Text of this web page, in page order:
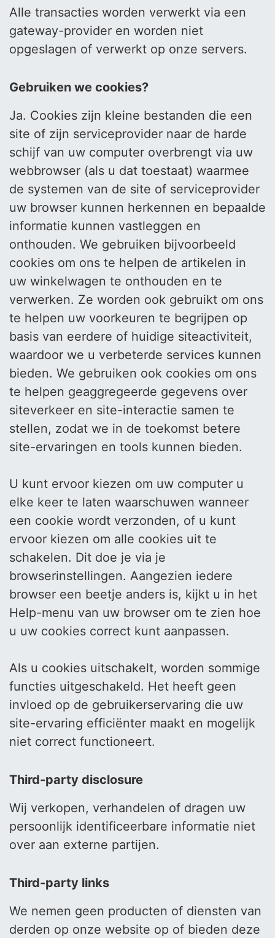
Alle transacties worden verwerkt via een
gateway-provider en worden niet
opgeslagen of verwerkt op onze servers.
Gebruiken we cookies?
Ja. Cookies zijn kleine bestanden die een
site of zijn serviceprovider naar de harde
schijf van uw computer overbrengt via uw
webbrowser (als u dat toestaat) waarmee
de systemen van de site of serviceprovider
uw browser kunnen herkennen en bepaalde
informatie kunnen vastleggen en
onthouden. We gebruiken bijvoorbeeld
cookies om ons te helpen de artikelen in
uw winkelwagen te onthouden en te
verwerken. Ze worden ook gebruikt om ons
te helpen uw voorkeuren te begrijpen op
basis van eerdere of huidige siteactiviteit,
waardoor we u verbeterde services kunnen
bieden. We gebruiken ook cookies om ons
te helpen geaggregeerde gegevens over
siteverkeer en site-interactie samen te
stellen, zodat we in de toekomst betere
site-ervaringen en tools kunnen bieden.
U kunt ervoor kiezen om uw computer u
elke keer te laten waarschuwen wanneer
een cookie wordt verzonden, of u kunt
ervoor kiezen om alle cookies uit te
schakelen. Dit doe je via je
browserinstellingen. Aangezien iedere
browser een beetje anders is, kijkt u in het
Help-menu van uw browser om te zien hoe
u uw cookies correct kunt aanpassen.
Als u cookies uitschakelt, worden sommige
functies uitgeschakeld. Het heeft geen
invloed op de gebruikerservaring die uw
site-ervaring efficiënter maakt en mogelijk
niet correct functioneert.
Third-party disclosure
Wij verkopen, verhandelen of dragen uw
persoonlijk identificeerbare informatie niet
over aan externe partijen.
Third-party links
We nemen geen producten of diensten van
derden op onze website op of bieden deze